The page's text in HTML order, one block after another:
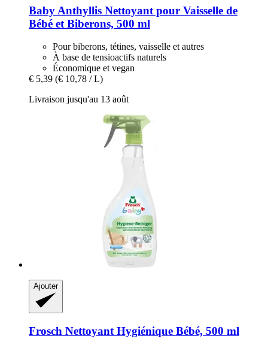
Baby Anthyllis Nettoyant pour Vaisselle de
Bébé et Biberons, 500 ml
Pour biberons, tétines, vaisselle et autres
À base de tensioactifs naturels
Économique et vegan
€ 5,39 (€ 10,78 / L)
Livraison jusqu'au 13 août
Ajouter
Frosch Nettoyant Hygiénique Bébé, 500 ml